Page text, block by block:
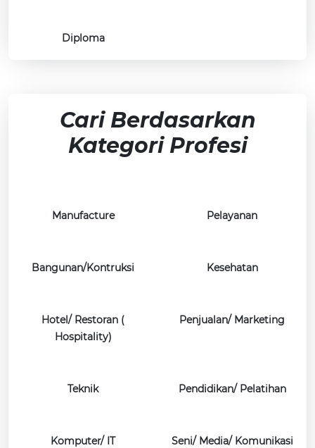
Diploma
Cari Berdasarkan
Kategori Profesi
Manufacture Pelayanan
Bangunan/Kontruksi Kesehatan
Hotel/ Restoran (
Hospitality)
Penjualan/ Marketing
Teknik Pendidikan/ Pelatihan
Komputer/ IT Seni/ Media/ Komunikasi